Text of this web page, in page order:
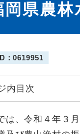
岡県農林
：0619951
内目次
は、令和４年３